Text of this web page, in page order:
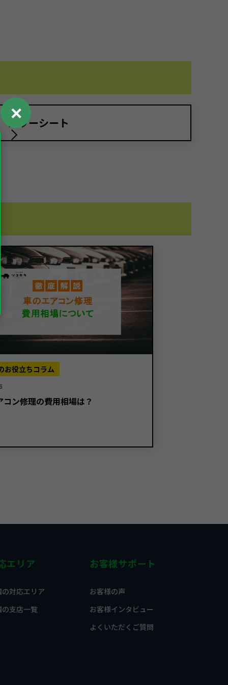
パワーシート
お役立ちコラム
コン修理の費用相場は？
エリア
の対応エリア
の支店一覧
お客様サポート
お客様の声
お客様インタビュー
よくいただくご質問
✕